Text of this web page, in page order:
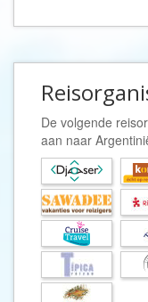
De volgende
aan naar